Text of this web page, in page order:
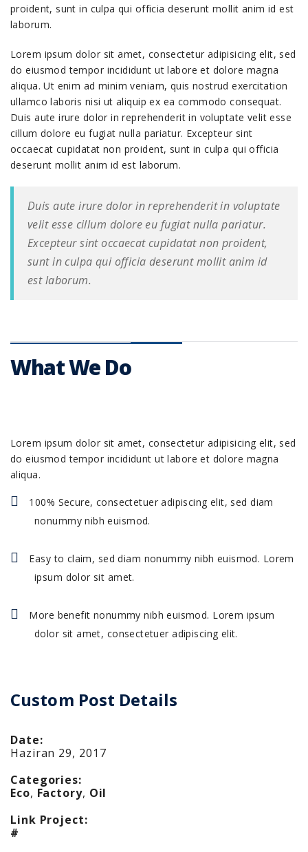
proident, sunt in culpa qui officia deserunt mollit anim id est
laborum.
Lorem ipsum dolor sit amet, consectetur adipisicing elit, sed
do eiusmod tempor incididunt ut labore et dolore magna
aliqua. Ut enim ad minim veniam, quis nostrud exercitation
ullamco laboris nisi ut aliquip ex ea commodo consequat.
Duis aute irure dolor in reprehenderit in voluptate velit esse
cillum dolore eu fugiat nulla pariatur. Excepteur sint
occaecat cupidatat non proident, sunt in culpa qui officia
deserunt mollit anim id est laborum.
Duis aute irure dolor in reprehenderit in voluptate
velit esse cillum dolore eu fugiat nulla pariatur.
Excepteur sint occaecat cupidatat non proident,
sunt in culpa qui officia deserunt mollit anim id
est laborum.
What We Do
Lorem ipsum dolor sit amet, consectetur adipisicing elit, sed
do eiusmod tempor incididunt ut labore et dolore magna
aliqua.
100% Secure, consectetuer adipiscing elit, sed diam
nonummy nibh euismod.
Easy to claim, sed diam nonummy nibh euismod. Lorem
ipsum dolor sit amet.
More benefit nonummy nibh euismod. Lorem ipsum
dolor sit amet, consectetuer adipiscing elit.
Custom Post Details
Date:
Haziran 29, 2017
Categories:
Eco, Factory, Oil
Link Project:
#